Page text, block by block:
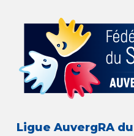
Ligue AuvergRA